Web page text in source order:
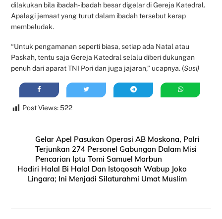
dilakukan bila ibadah-ibadah besar digelar di Gereja Katedral.
Apalagi jemaat yang turut dalam ibadah tersebut kerap
membeludak.
“Untuk pengamanan seperti biasa, setiap ada Natal atau
Paskah, tentu saja Gereja Katedral selalu diberi dukungan
penuh dari aparat TNI Pori dan juga jajaran,” ucapnya. (Susi)
Post Views: 522
Gelar Apel Pasukan Operasi AB Moskona, Polri
Terjunkan 274 Personel Gabungan Dalam Misi
Pencarian Iptu Tomi Samuel Marbun
Hadiri Halal Bi Halal Dan Istoqosah Wabup Joko
Lingara; Ini Menjadi Silaturahmi Umat Muslim